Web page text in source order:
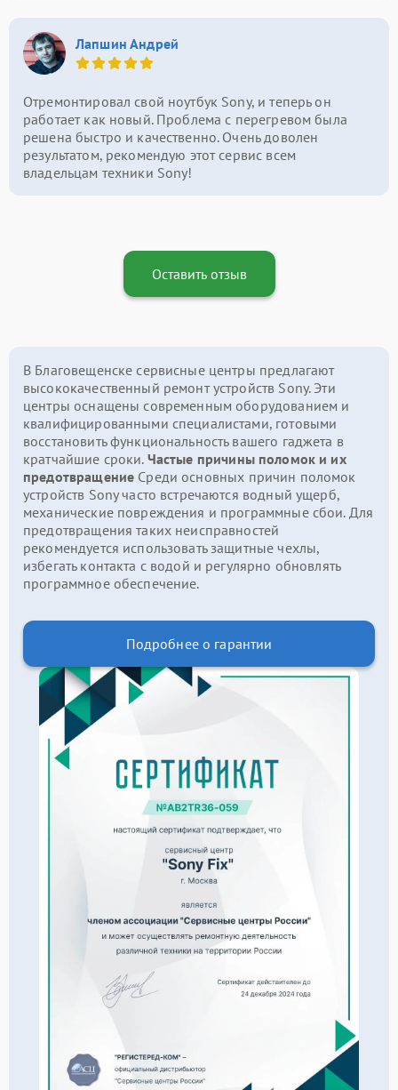
Лапшин Андрей
Отремонтировал свой ноутбук Sony, и теперь он
работает как новый. Проблема с перегревом была
решена быстро и качественно. Очень доволен
результатом, рекомендую этот сервис всем
владельцам техники Sony!
Оставить отзыв
В Благовещенске сервисные центры предлагают
высококачественный ремонт устройств Sony. Эти
центры оснащены современным оборудованием и
квалифицированными специалистами, готовыми
восстановить функциональность вашего гаджета в
кратчайшие сроки. Частые причины поломок и их
предотвращение Среди основных причин поломок
устройств Sony часто встречаются водный ущерб,
механические повреждения и программные сбои. Для
предотвращения таких неисправностей
рекомендуется использовать защитные чехлы,
избегать контакта с водой и регулярно обновлять
программное обеспечение.
Подробнее о гарантии